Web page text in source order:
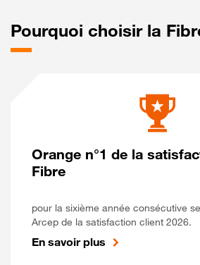
Pourquoi choisir la
Orange n°1 de la
Fibre
pour la sixième année consécutive
Arcep de la satisfaction client 2026.
En savoir plus